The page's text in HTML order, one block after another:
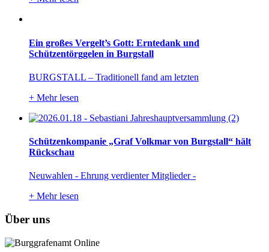
Ein großes Vergelt’s Gott: Erntedank und
Schützentörggelen in Burgstall
BURGSTALL – Traditionell fand am letzten
+ Mehr lesen
Schützenkompanie „Graf Volkmar von Burgstall“ hält
Rückschau
Neuwahlen - Ehrung verdienter Mitglieder -
+ Mehr lesen
Über uns